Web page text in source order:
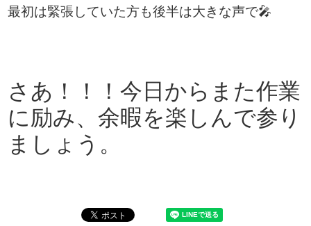
最初は緊張していた方も後半は大きな声で🎤
さあ！！！今日からまた作業
に励み、余暇を楽しんで参り
ましょう。